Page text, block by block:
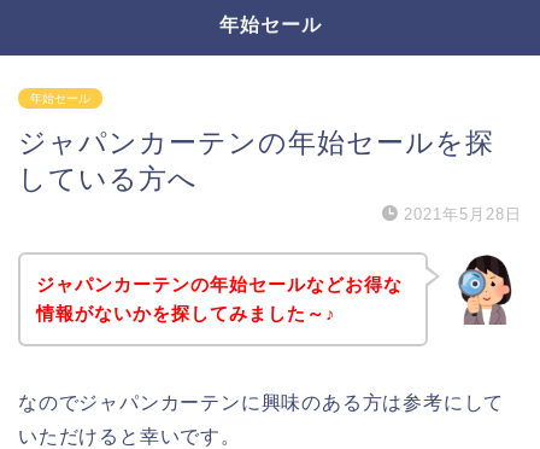
年始セール
年始セール
ジャパンカーテンの年始セールを探
している方へ
2021年5月28日
ジャパンカーテンの年始セールなどお得な
情報がないかを探してみました～♪
なのでジャパンカーテンに興味のある方は参考にして
いただけると幸いです。